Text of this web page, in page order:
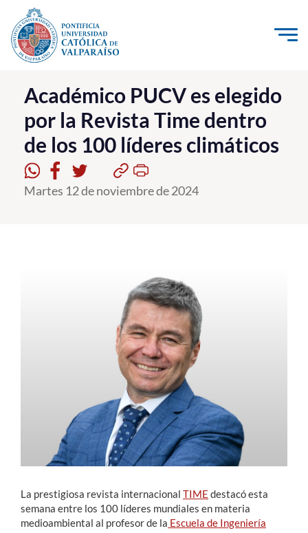
Click acá para ir directamente al contenido
La Universidad
Investigación, Creación e Innovación
PUCV Internacional
Vinculación con el Medio
Académico PUCV es elegido
por la Revista Time dentro
de los 100 líderes climáticos
Martes 12 de noviembre de 2024
La prestigiosa revista internacional TIME destacó esta
semana entre los 100 líderes mundiales en materia
medioambiental al profesor de la Escuela de Ingeniería